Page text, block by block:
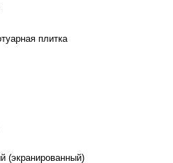
плитка
(экранированный)